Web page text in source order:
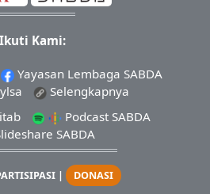
Ikuti Kami:
Yayasan Lembaga SABDA
Selengkapnya
Podcast SABDA
SABDA
| DONASI